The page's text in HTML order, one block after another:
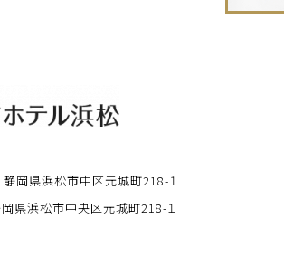
岡県浜松市中区元城町218-１
県浜松市中央区元城町218-１